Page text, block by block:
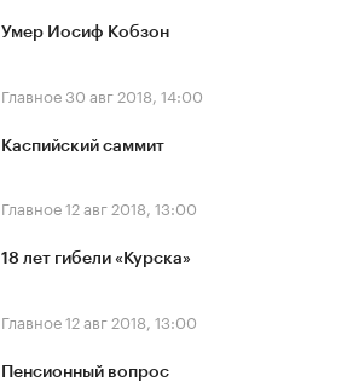
Умер Иосиф Кобзон
Главное30 авг 2018, 14:00
Каспийский саммит
Главное12 авг 2018, 13:00
18 лет гибели «Курска»
Главное12 авг 2018, 13:00
Пенсионный вопрос